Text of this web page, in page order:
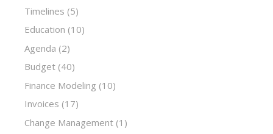
Timelines (5)
Education (10)
Agenda (2)
Budget (40)
Finance Modeling (10)
Invoices (17)
Change Management (1)